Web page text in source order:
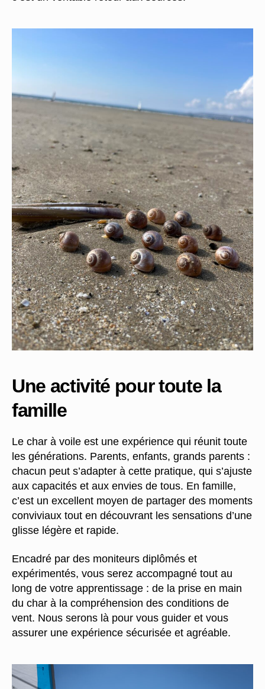
Une activité pour toute la
famille
Le char à voile est une expérience qui réunit toute
les générations. Parents, enfants, grands parents :
chacun peut s’adapter à cette pratique, qui s’ajuste
aux capacités et aux envies de tous. En famille,
c’est un excellent moyen de partager des moments
conviviaux tout en découvrant les sensations d’une
glisse légère et rapide.
Encadré par des moniteurs diplômés et
expérimentés, vous serez accompagné tout au
long de votre apprentissage : de la prise en main
du char à la compréhension des conditions de
vent. Nous serons là pour vous guider et vous
assurer une expérience sécurisée et agréable.